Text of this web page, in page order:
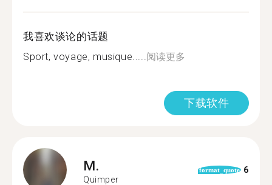
我喜欢谈论的话题
Sport, voyage, musique.....阅读更多
下载软件
M.
Quimper
format_quote 6